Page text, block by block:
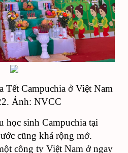
Tết Campuchia ở Việt Nam
Ảnh: NVCC
học sinh Campuchia tại
cũng khá rộng mở.
công ty Việt Nam ở ngay